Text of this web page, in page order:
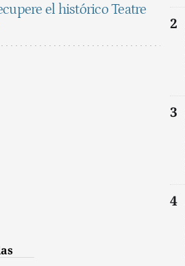
el histórico Teatre